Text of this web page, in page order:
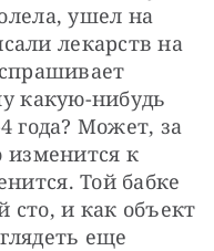
ушел на
лекарств на
какую-нибудь
года? Может, за
изменится к
Той бабке
сто, и как объект
еще